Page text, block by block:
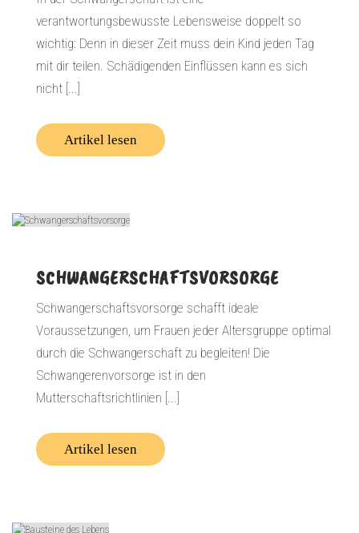
verantwortungsbewusste Lebensweise doppelt so
wichtig: Denn in dieser Zeit muss dein Kind jeden Tag
mit dir teilen. Schädigenden Einflüssen kann es sich
nicht [...]
Artikel lesen
SCHWANGERSCHAFTSVORSORGE
Schwangerschaftsvorsorge schafft ideale
Voraussetzungen, um Frauen jeder Altersgruppe optimal
durch die Schwangerschaft zu begleiten! Die
Schwangerenvorsorge ist in den
Mutterschaftsrichtlinien [...]
Artikel lesen